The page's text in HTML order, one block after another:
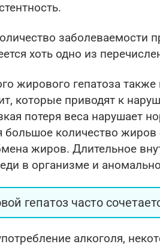
заболеваемости
хоть одно из
жирового гепатоза
которые приводят к
потеря веса нарушает
большое количество
жиров. Длительное
в организме и
гепатоз часто
алкоголя,